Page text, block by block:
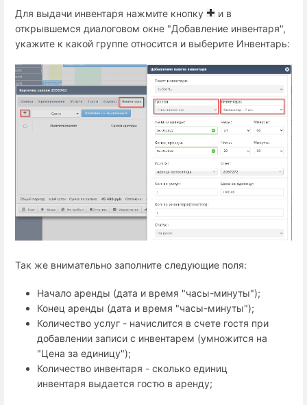
Для выдачи инвентаря нажмите кнопку
и в
открывшемся диалоговом окне "Добавление инвентаря",
укажите к какой группе относится и выберите Инвентарь:
Так же внимательно заполните следующие поля:
Начало аренды (дата и время "часы-минуты");
Конец аренды (дата и время "часы-минуты");
Количество услуг - начислится в счете гостя при
добавлении записи с инвентарем (умножится на
"Цена за единицу");
Количество инвентаря - сколько единиц
инвентаря выдается гостю в аренду;